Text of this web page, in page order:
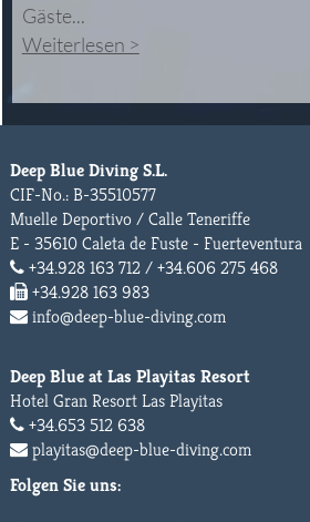
Gäste...
Weiterlesen >
Deep Blue Diving S.L.
CIF-No.: B-35510577
Muelle Deportivo / Calle Teneriffe
E - 35610 Caleta de Fuste - Fuerteventura
+34.928 163 712 / +34.606 275 468
+34.928 163 983
info@deep-blue-diving.com
Deep Blue at Las Playitas Resort
Hotel Gran Resort Las Playitas
+34.653 512 638
playitas@deep-blue-diving.com
Folgen Sie uns: